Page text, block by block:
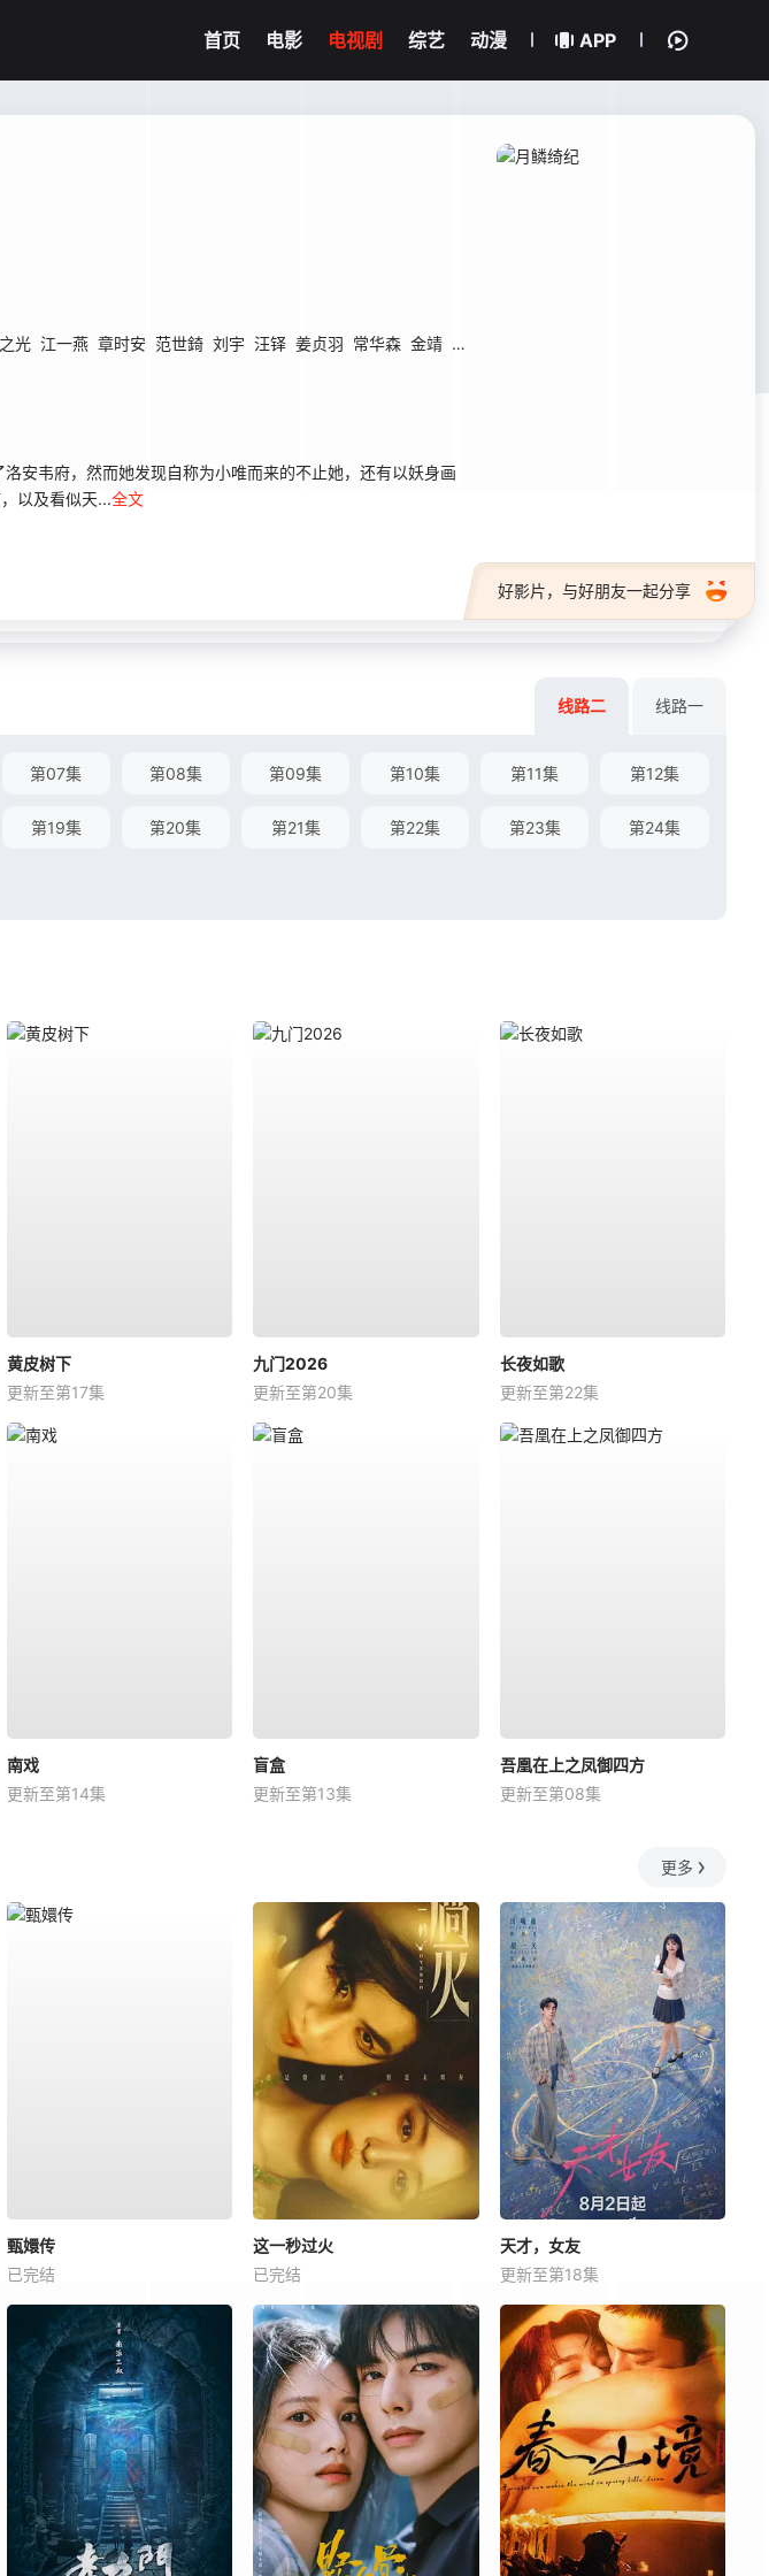
首页 电影 电视剧 综艺 动漫 APP
光 江一燕 章时安 范世錡 刘宇 汪铎 姜贞羽 常华森 金靖 陈若轩
安韦府，然而她发现自称为小唯而来的不止她，还有以妖身画
以及看似天...全文
好影片，与好朋友一起分享
线路二 线路一
第07集 第08集 第09集 第10集 第11集 第12集
第19集 第20集 第21集 第22集 第23集 第24集
黄皮树下
更新至第17集
九门2026
更新至第20集
长夜如歌
更新至第22集
南戏
更新至第14集
盲盒
更新至第13集
吾凰在上之凤御四方
更新至第08集
更多
甄嬛传
已完结
这一秒过火
已完结
天才，女友
更新至第18集